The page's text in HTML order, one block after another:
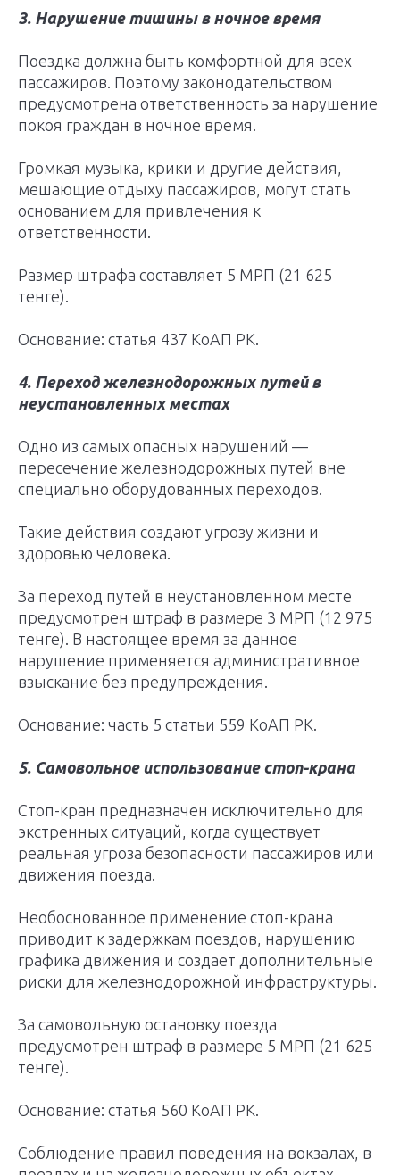
3. Нарушение тишины в ночное время
Поездка должна быть комфортной для всех
пассажиров. Поэтому законодательством
предусмотрена ответственность за нарушение
покоя граждан в ночное время.
Громкая музыка, крики и другие действия,
мешающие отдыху пассажиров, могут стать
основанием для привлечения к
ответственности.
Размер штрафа составляет 5 МРП (21 625
тенге).
Основание: статья 437 КоАП РК.
4. Переход железнодорожных путей в
неустановленных местах
Одно из самых опасных нарушений —
пересечение железнодорожных путей вне
специально оборудованных переходов.
Такие действия создают угрозу жизни и
здоровью человека.
За переход путей в неустановленном месте
предусмотрен штраф в размере 3 МРП (12 975
тенге). В настоящее время за данное
нарушение применяется административное
взыскание без предупреждения.
Основание: часть 5 статьи 559 КоАП РК.
5. Самовольное использование стоп-крана
Стоп-кран предназначен исключительно для
экстренных ситуаций, когда существует
реальная угроза безопасности пассажиров или
движения поезда.
Необоснованное применение стоп-крана
приводит к задержкам поездов, нарушению
графика движения и создает дополнительные
риски для железнодорожной инфраструктуры.
За самовольную остановку поезда
предусмотрен штраф в размере 5 МРП (21 625
тенге).
Основание: статья 560 КоАП РК.
Соблюдение правил поведения на вокзалах, в